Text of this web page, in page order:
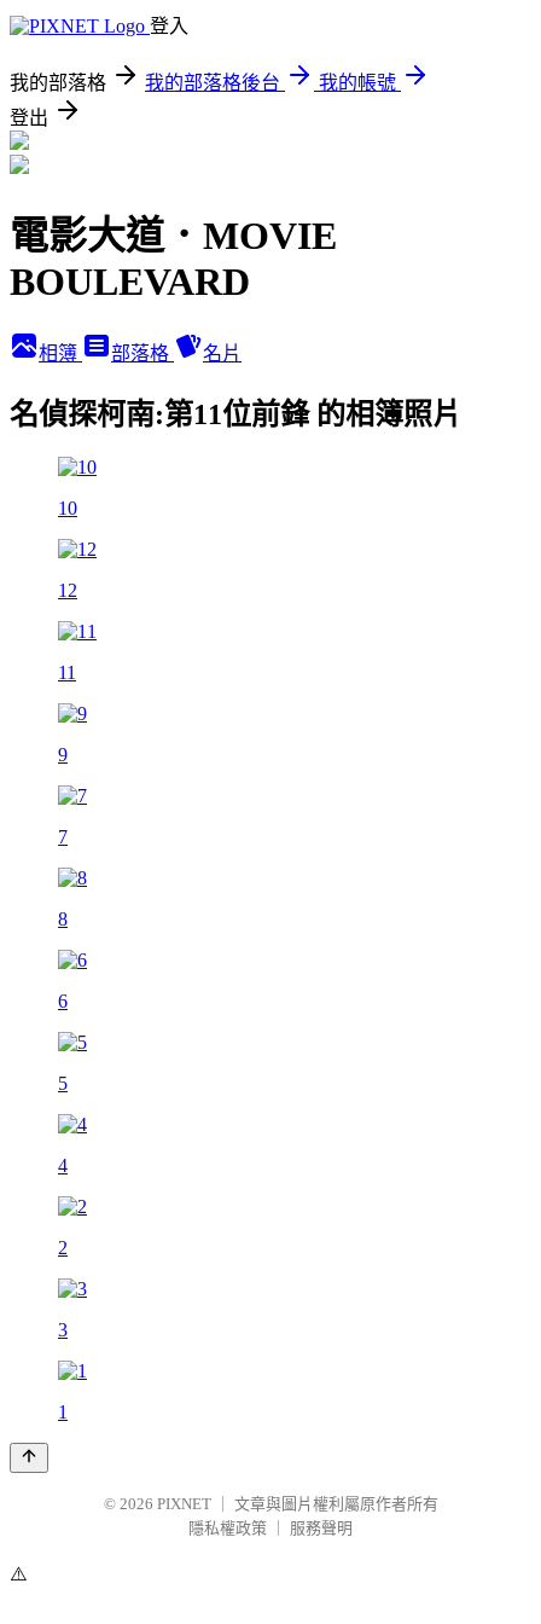
登入
我的部落格 我的部落格後台
我的帳號
登出
電影大道．MOVIE
BOULEVARD
相簿 部落格 名片
名偵探柯南:第11位前鋒 的相簿照片
10
12
11
9
7
8
6
5
4
2
3
1
© 2026 PIXNET
文章與圖片權利屬原作者所有
隱私權政策
服務聲明
⚠️